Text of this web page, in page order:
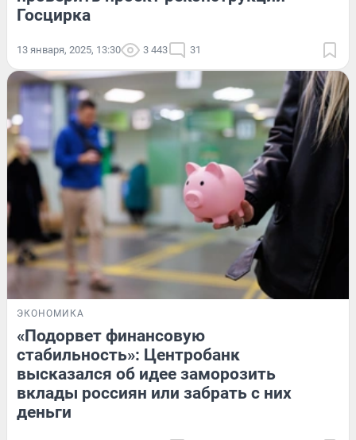
Госцирка
13 января, 2025, 13:30 3 443 31
ЭКОНОМИКА
«Подорвет финансовую
стабильность»: Центробанк
высказался об идее заморозить
вклады россиян или забрать с них
деньги